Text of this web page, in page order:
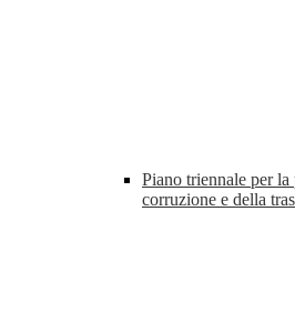
Piano triennale per
corruzione e della